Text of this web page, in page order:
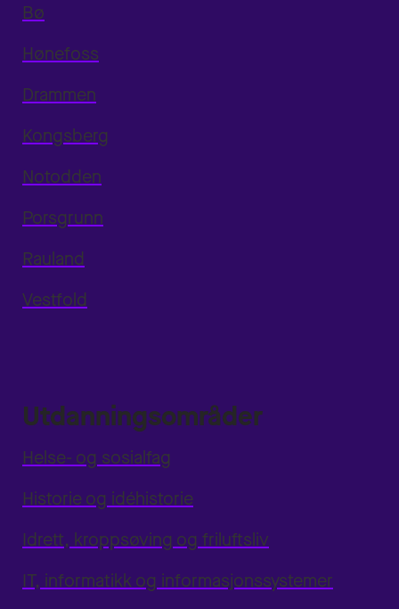
Bø
Hønefoss
Drammen
Kongsberg
Notodden
Porsgrunn
Rauland
Vestfold
Utdanningsområder
Helse- og sosialfag
Historie og idéhistorie
Idrett, kroppsøving og friluftsliv
IT, informatikk og informasjonssystemer